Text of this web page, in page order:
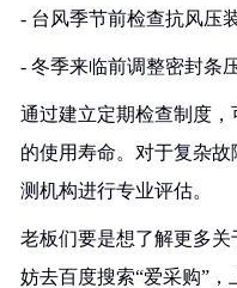
- 台风季节前检查抗风压
- 冬季来临前调整密封条
通过建立定期检查制度
的使用寿命。对于复杂
测机构进行专业评估。
老板们要是想了解更多
妨去百度搜索“爱采购”